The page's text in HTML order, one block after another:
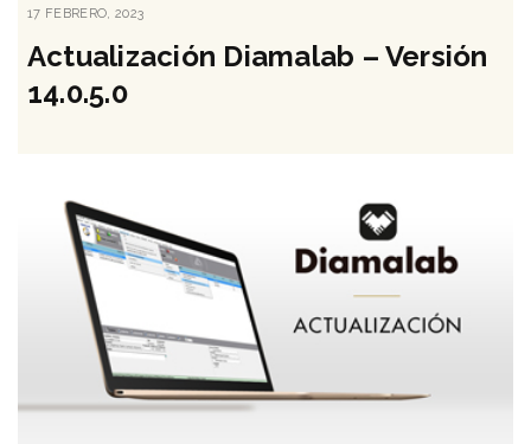
Destacados
Actualidad
Contacto
[searchwp_form id=1]
PUBLICADO
17 FEBRERO, 2023
Actualización Diamalab – Versión
14.0.5.0